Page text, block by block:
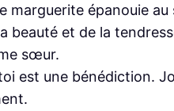
marguerite épanouie au
beauté et de la
sœur.
est une bénédiction.